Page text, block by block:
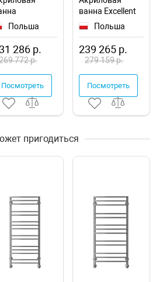
Wave
Польша
286 р.
772 р.
Посмотреть
ванна Excellent
Aquaria Lux
Польша
239 265 р.
279 159 р.
Посмотреть
пригодиться